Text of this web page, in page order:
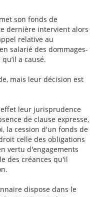
son fonds de
dernière intervient alors
relative au
salarié des dommages-
a causé.
mais leur décision est
leur jurisprudence
de clause expresse,
la cession d'un fonds de
celle des obligations
vertu d'engagements
des créances qu'il
dispose dans le